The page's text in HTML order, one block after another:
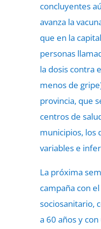
concluyentes
avanza la
que en la
personas
la dosis contra
menos de
provincia, que
centros de
municipios, los
variables e
La próxima
campaña con
sociosanitario,
a 60 años y